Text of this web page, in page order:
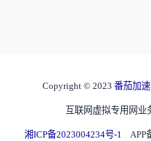
Copyright © 2023 番茄加
互联网虚拟专用网业
湘ICP备2023004234号-1 APP